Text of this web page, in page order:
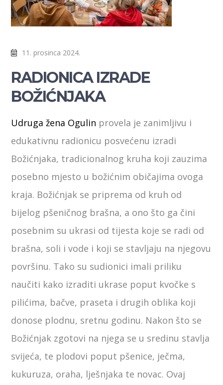
11. prosinca 2024.
RADIONICA IZRADE
BOŽIĆNJAKA
Udruga žena Ogulin provela je zanimljivu i
edukativnu radionicu posvećenu izradi
Božićnjaka, tradicionalnog kruha koji zauzima
posebno mjesto u božićnim običajima ovoga
kraja. Božićnjak se priprema od kruh od
bijelog pšeničnog brašna, a ono što ga čini
posebnim su ukrasi od tijesta koje se radi od
brašna, soli i vode i koji se stavljaju na njegovu
površinu. Tako su sudionici imali priliku
naučiti kako izraditi ukrase poput kvočke s
pilićima, bačve, praseta i drugih oblika koji
donose plodnu, sretnu godinu. Nakon što se
Božićnjak zgotovi na njega se u sredinu stavlja
svijeća, te plodovi poput pšenice, ječma,
kukuruza, oraha, lješnjaka te novac. Ovaj